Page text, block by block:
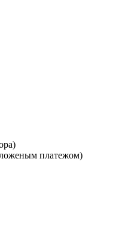
платежом)